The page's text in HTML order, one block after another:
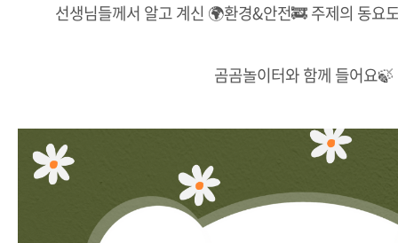
선생님들께서 알고 계신 🌍환경&안전🚒 주제의 동요
곰곰놀이터와 함께 들어요🍃